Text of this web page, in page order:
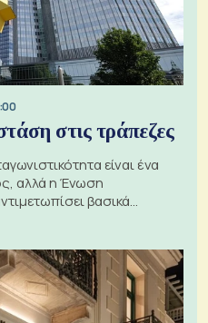
στις τράπεζες
είναι ένα
αλλά η Ένωση
βασικά